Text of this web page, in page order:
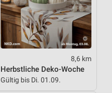
8,6 km
Herbstliche Deko-Woche
Gültig bis Di. 01.09.